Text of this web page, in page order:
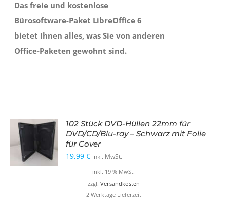
Das freie und kostenlose
Bürosoftware-Paket LibreOffice 6
bietet Ihnen alles, was Sie von anderen
Office-Paketen gewohnt sind.
102 Stück DVD-Hüllen 22mm für
DVD/CD/Blu-ray – Schwarz mit Folie
für Cover
19,99€ inkl. MwSt.
inkl. 19 % MwSt.
zzgl. Versandkosten
2 Werktage Lieferzeit